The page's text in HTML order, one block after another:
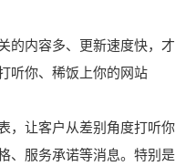
内容多、更新速度快，才
听你、稀饭上你的网站
让客户从差别角度打听你
、服务承诺等消息。特别是